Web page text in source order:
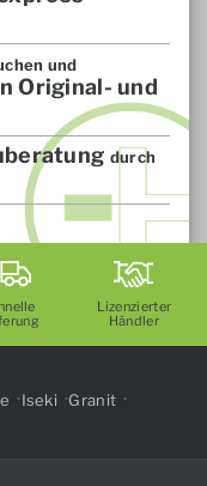
und
Original- und
durch
Lizenzierter
Händler
Iseki
Granit